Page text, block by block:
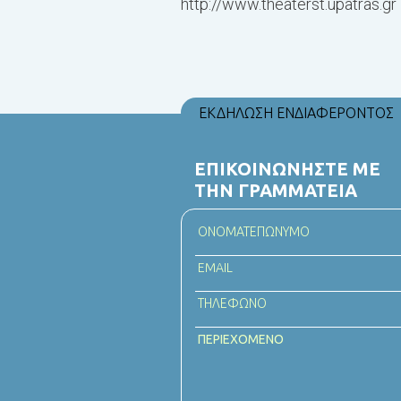
http://www.theaterst.upatras.gr
ΕΚΔΗΛΩΣΗ ΕΝΔΙΑΦΕΡΟΝΤΟΣ
ΕΠΙΚΟΙΝΩΝΗΣΤΕ ΜΕ
ΤΗΝ ΓΡΑΜΜΑΤΕΙΑ